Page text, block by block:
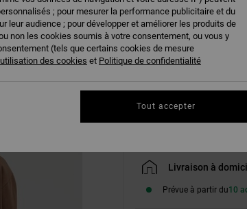
XS S
Livraison à
Prévue à partir du10
; pour mesurer la performance publicitaire et du
leur audience ; pour développer et améliorer les produits de
non les cookies soumis à votre consentement, ou vous y
(tels que certains cookies de mesure
des cookies et Politique de confidentialité
Tout accepter